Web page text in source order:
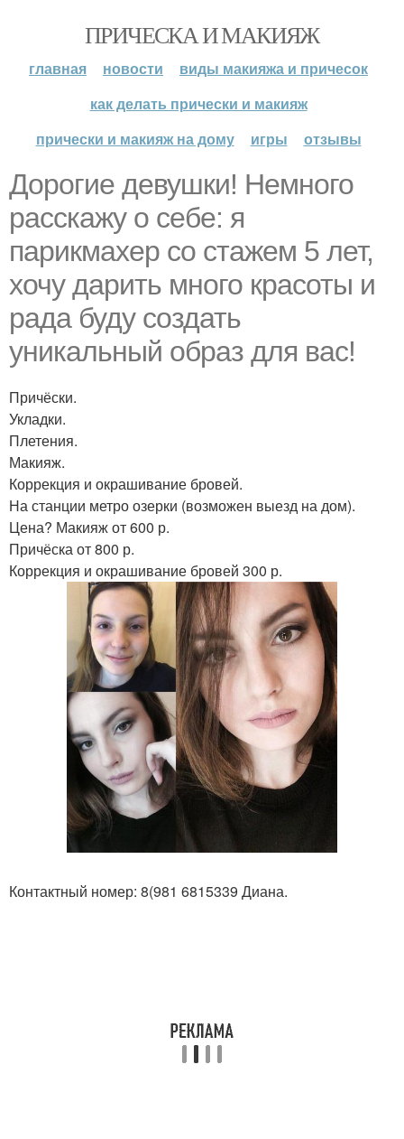
ПРИЧЕСКА И МАКИЯЖ
главная новости
виды макияжа и причесок
как делать прически и макияж
прически и макияж на дому
игры отзывы
Дорогие девушки! Немного
расскажу о себе: я
парикмахер со стажем 5 лет,
хочу дарить много красоты и
рада буду создать
уникальный образ для вас!
Причёски.
Укладки.
Плетения.
Макияж.
Коррекция и окрашивание бровей.
На станции метро озерки (возможен выезд на дом).
Цена? Макияж от 600 р.
Причёска от 800 р.
Коррекция и окрашивание бровей 300 р.
Контактный номер: 8(981 6815339 Диана.